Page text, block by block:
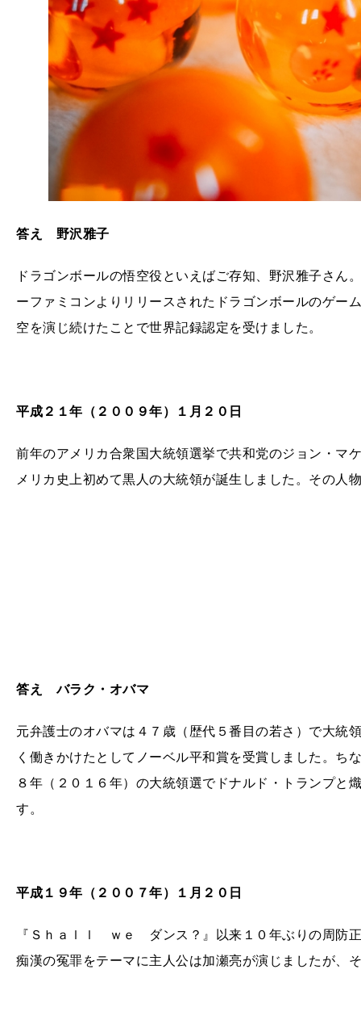
答え 野沢雅子
ドラゴンボールの悟空役といえばご存知、野沢雅子さん
ーファミコンよりリリースされたドラゴンボールのゲー
空を演じ続けたことで世界記録認定を受けました。
平成２１年（２００９年）１月２０日
前年のアメリカ合衆国大統領選挙で共和党のジョン・マ
メリカ史上初めて黒人の大統領が誕生しました。その人
答え バラク・オバマ
元弁護士のオバマは４７歳（歴代５番目の若さ）で大統
く働きかけたとしてノーベル平和賞を受賞しました。ち
８年（２０１６年）の大統領選でドナルド・トランプと
す。
平成１９年（２００７年）１月２０日
『Ｓｈａｌｌ ｗｅ ダンス？』以来１０年ぶりの周防
痴漢の冤罪をテーマに主人公は加瀬亮が演じましたが、